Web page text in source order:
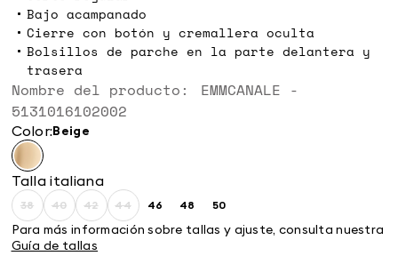
Bajo acampanado
Cierre con botón y cremallera oculta
Bolsillos de parche en la parte delantera y
trasera
Nombre del producto: EMMCANALE -
5131016102002
Color: beige
Talla italiana
38Size:
38
40Size:
40
42Size:
42
44Size:
44
46Size:
46
48Size:
48
50Size:
Para más información sobre tallas y ajuste, consulta nuestra
Guía de tallas